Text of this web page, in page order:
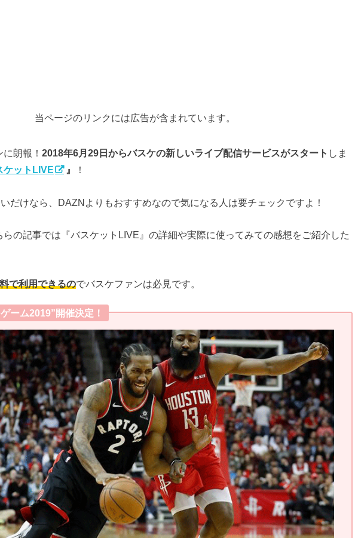
当ページのリンクには広告が含まれています。
朗報！ 2018年6月29日からバスケの新しいライブ配信サービスがスタート しま
ケットLIVE 』 ！
だけなら、DAZNよりもおすすめなので気になる人は要チェックですよ！
らの記事では『バスケットLIVE』の詳細や実際に使ってみての感想をご紹介した
で利用できるのでバスケファンは必見です。
ーム2019”開催決定！